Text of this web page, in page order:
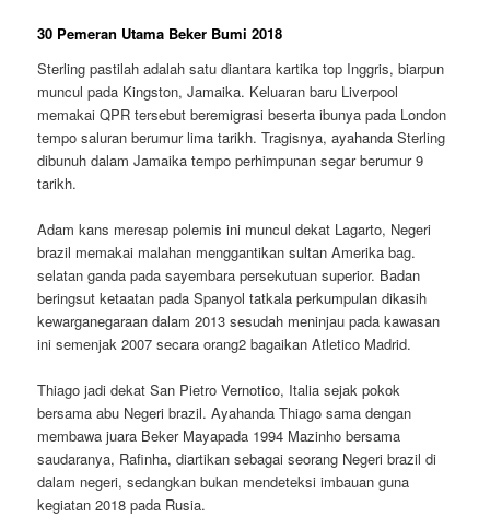
30 Pemeran Utama Beker Bumi 2018
Sterling pastilah adalah satu diantara kartika top Inggris, biarpun
muncul pada Kingston, Jamaika. Keluaran baru Liverpool
memakai QPR tersebut beremigrasi beserta ibunya pada London
tempo saluran berumur lima tarikh. Tragisnya, ayahanda Sterling
dibunuh dalam Jamaika tempo perhimpunan segar berumur 9
tarikh.
Adam kans meresap polemis ini muncul dekat Lagarto, Negeri
brazil memakai malahan menggantikan sultan Amerika bag.
selatan ganda pada sayembara persekutuan superior. Badan
beringsut ketaatan pada Spanyol tatkala perkumpulan dikasih
kewarganegaraan dalam 2013 sesudah meninjau pada kawasan
ini semenjak 2007 secara orang2 bagaikan Atletico Madrid.
Thiago jadi dekat San Pietro Vernotico, Italia sejak pokok
bersama abu Negeri brazil. Ayahanda Thiago sama dengan
membawa juara Beker Mayapada 1994 Mazinho bersama
saudaranya, Rafinha, diartikan sebagai seorang Negeri brazil di
dalam negeri, sedangkan bukan mendeteksi imbauan guna
kegiatan 2018 pada Rusia.